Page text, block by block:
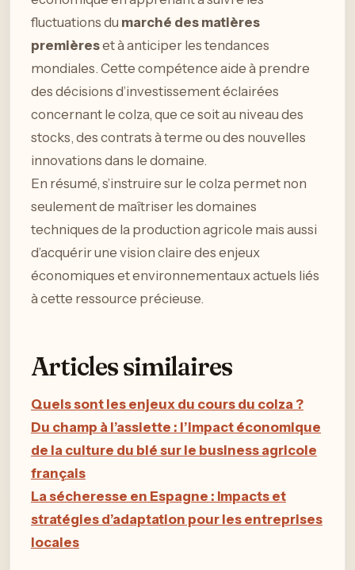
fluctuations du marché des matières
premièreset à anticiper les tendances
mondiales. Cette compétence aide à prendre
des décisions d’investissement éclairées
concernant le colza, que ce soit au niveau des
stocks, des contrats à terme ou des nouvelles
innovations dans le domaine.
En résumé, s’instruire sur le colza permet non
seulement de maîtriser les domaines
techniques de la production agricole mais aussi
d’acquérir une vision claire des enjeux
économiques et environnementaux actuels liés
à cette ressource précieuse.
Articles similaires
Quels sont les enjeux du cours du colza ?
Du champ à l’assiette : l’impact économique
de la culture du blé sur le business agricole
français
La sécheresse en Espagne : Impacts et
stratégies d’adaptation pour les entreprises
locales